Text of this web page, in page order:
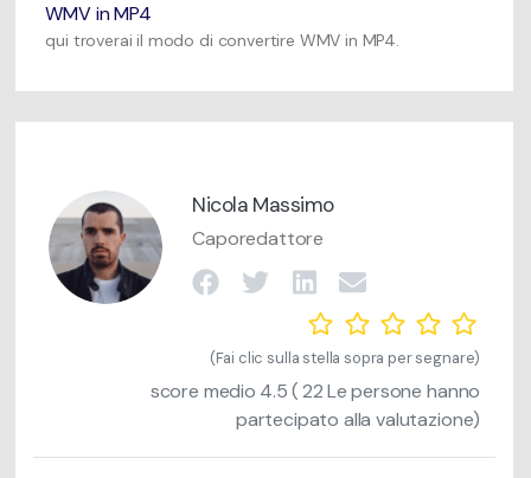
WMV in MP4
qui troverai il modo di convertire WMV in MP4.
Nicola Massimo
Caporedattore
(Fai clic sulla stella sopra per segnare)
score medio 4.5(22Le persone hanno
partecipato alla valutazione)